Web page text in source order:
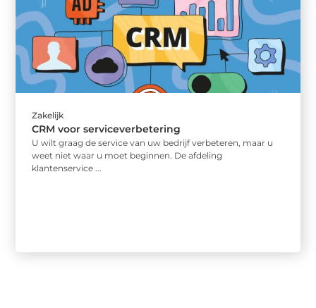
Zakelijk
CRM voor serviceverbetering
U wilt graag de service van uw bedrijf verbeteren, maar u
weet niet waar u moet beginnen. De afdeling
klantenservice ...